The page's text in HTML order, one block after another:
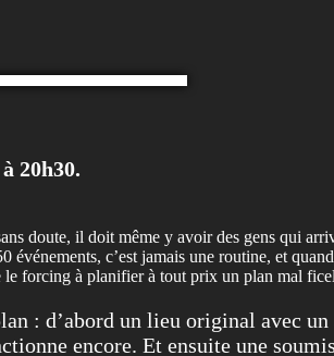
20h30.
doute, il doit même y avoir des gens qui
événements, c’est jamais une routine, et
le forcing à planifier à tout prix un plan mal
: d’abord un lieu original avec un
encore. Et ensuite une